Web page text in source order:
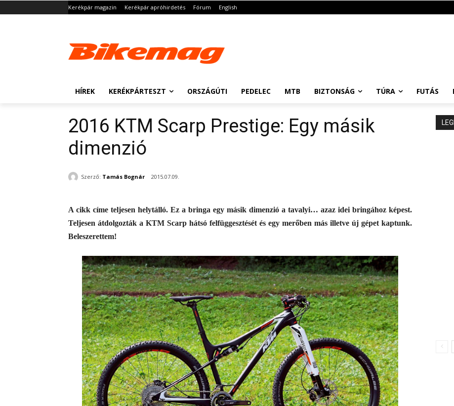
Kerékpár magazin Kerékpár apróhirdetés Fórum English
HÍREK KERÉKPÁRTESZT ORSZÁGÚTI PEDELEC MTB BIZTONSÁG TÚRA FUTÁS
2016 KTM Scarp Prestige: Egy másik
dimenzió
Szerző: Tamás Bognár 2015.07.09.
A cikk címe teljesen helytálló. Ez a bringa egy másik dimenzió a tavalyi… azaz idei bringához képest.
Teljesen átdolgozták a KTM Scarp hátsó felfüggesztését és egy merőben más illetve új gépet kaptunk.
Beleszerettem!